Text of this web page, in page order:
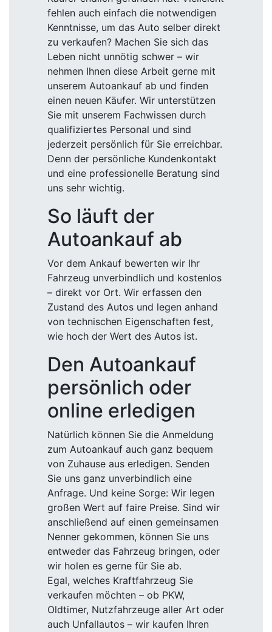
fehlen auch einfach die notwendigen
Kenntnisse, um das Auto selber direkt
zu verkaufen? Machen Sie sich das
Leben nicht unnötig schwer – wir
nehmen Ihnen diese Arbeit gerne mit
unserem Autoankauf ab und finden
einen neuen Käufer. Wir unterstützen
Sie mit unserem Fachwissen durch
qualifiziertes Personal und sind
jederzeit persönlich für Sie erreichbar.
Denn der persönliche Kundenkontakt
und eine professionelle Beratung sind
uns sehr wichtig.
So läuft der
Autoankauf ab
Vor dem Ankauf bewerten wir Ihr
Fahrzeug unverbindlich und kostenlos
– direkt vor Ort. Wir erfassen den
Zustand des Autos und legen anhand
von technischen Eigenschaften fest,
wie hoch der Wert des Autos ist.
Den Autoankauf
persönlich oder
online erledigen
Natürlich können Sie die Anmeldung
zum Autoankauf auch ganz bequem
von Zuhause aus erledigen. Senden
Sie uns ganz unverbindlich eine
Anfrage. Und keine Sorge: Wir legen
großen Wert auf faire Preise. Sind wir
anschließend auf einen gemeinsamen
Nenner gekommen, können Sie uns
entweder das Fahrzeug bringen, oder
wir holen es gerne für Sie ab.
Egal, welches Kraftfahrzeug Sie
verkaufen möchten – ob PKW,
Oldtimer, Nutzfahrzeuge aller Art oder
auch Unfallautos – wir kaufen Ihren